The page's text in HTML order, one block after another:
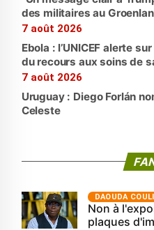
des militaires au
7 août 2026
Ebola : l’UNICEF alerte
du recours aux soins de
7 août 2026
Uruguay : Diego Forlán
Celeste
‎DAOUDA
Non à
plaques